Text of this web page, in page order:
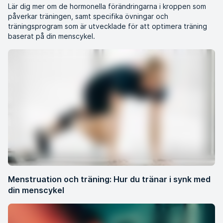
Lär dig mer om de hormonella förändringarna i kroppen som
påverkar träningen, samt specifika övningar och
träningsprogram som är utvecklade för att optimera träning
baserat på din menscykel.
Menstruation och träning: Hur du tränar i synk med
din menscykel